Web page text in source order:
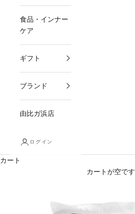
食品・インナー
ケア
ギフト
ブランド
由比ガ浜店
ログイン
カート
カートが空です